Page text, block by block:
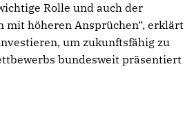
Rolle und auch der
höheren Ansprüchen“, erklärt
um zukunftsfähig zu
bundesweit präsentiert